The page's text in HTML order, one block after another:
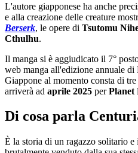
L'autore giapponese ha anche
e alla creazione delle creature
Berserk, le opere di Tsutomu
Cthulhu.
Il manga si è aggiudicato il 7°
web manga all'edizione annuale
Giappone al momento consta di
arriverà ad aprile 2025 perPlanet
Di cosa parla
È la storia di un ragazzo solitario